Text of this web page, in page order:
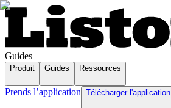
Guides
Produit Guides Ressources
Prends l’application Télécharger l'application